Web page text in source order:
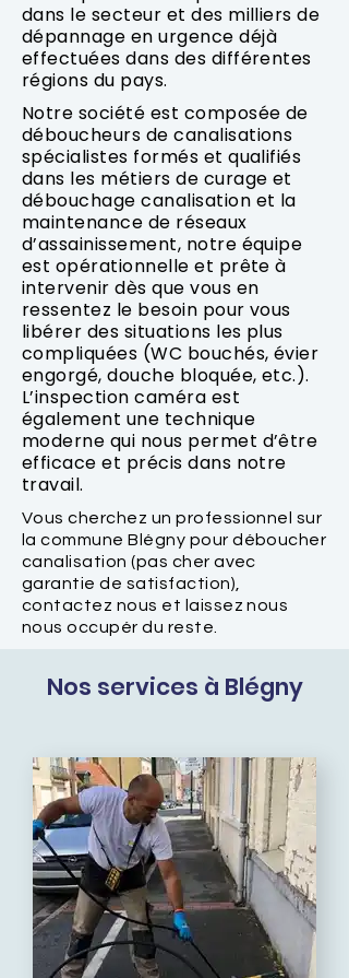
dans le secteur et des milliers de
dépannage en urgence déjà
effectuées dans des différentes
régions du pays.
Notre société est composée de
déboucheurs de canalisations
spécialistes formés et qualifiés
dans les métiers de curage et
débouchage canalisation et la
maintenance de réseaux
d’assainissement, notre équipe
est opérationnelle et prête à
intervenir dès que vous en
ressentez le besoin pour vous
libérer des situations les plus
compliquées (WC bouchés, évier
engorgé, douche bloquée, etc.).
L’inspection caméra est
également une technique
moderne qui nous permet d’être
efficace et précis dans notre
travail.
Vous cherchez un professionnel sur
la commune Blégny pour déboucher
canalisation (pas cher avec
garantie de satisfaction),
contactez nous et laissez nous
nous occupér du reste.
Nos services à Blégny